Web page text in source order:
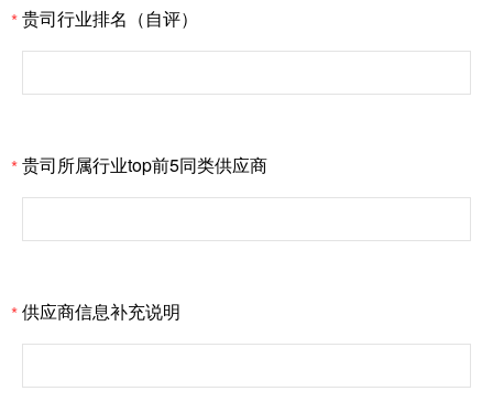
*贵司行业排名（自评）
*贵司所属行业top前5同类供应商
*供应商信息补充说明